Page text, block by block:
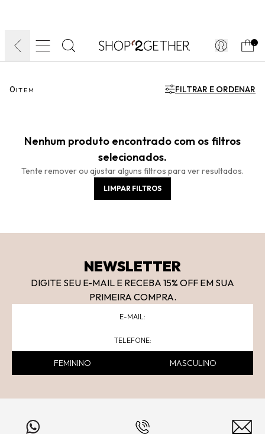
0ITEM FILTRAR E ORDENAR
Nenhum produto encontrado com os filtros
selecionados.
Tente remover ou ajustar alguns filtros para ver resultados.
LIMPAR FILTROS
NEWSLETTER
DIGITE SEU E-MAIL E RECEBA 15% OFF EM SUA
PRIMEIRA COMPRA.
FEMININO MASCULINO